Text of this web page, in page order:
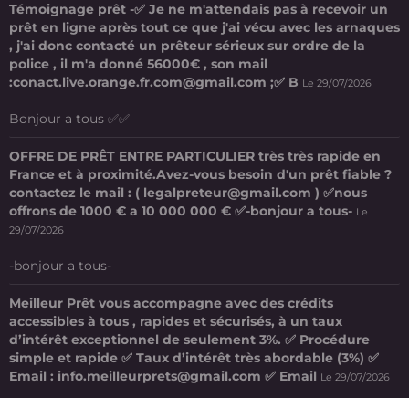
Témoignage prêt -✅ Je ne m'attendais pas à recevoir un
prêt en ligne après tout ce que j'ai vécu avec les arnaques
, j'ai donc contacté un prêteur sérieux sur ordre de la
police , il m'a donné 56000€ , son mail
:conact.live.orange.fr.com@gmail.com ;✅ B Le 29/07/2026
Bonjour a tous ✅✅
OFFRE DE PRÊT ENTRE PARTICULIER très très rapide en
France et à proximité.Avez-vous besoin d'un prêt fiable ?
contactez le mail : ( legalpreteur@gmail.com ) ✅nous
offrons de 1000 € a 10 000 000 € ✅-bonjour a tous- Le
29/07/2026
-bonjour a tous-
Meilleur Prêt vous accompagne avec des crédits
accessibles à tous , rapides et sécurisés, à un taux
d’intérêt exceptionnel de seulement 3%. ✅ Procédure
simple et rapide ✅ Taux d’intérêt très abordable (3%) ✅
Email : info.meilleurprets@gmail.com ✅ Email Le 29/07/2026